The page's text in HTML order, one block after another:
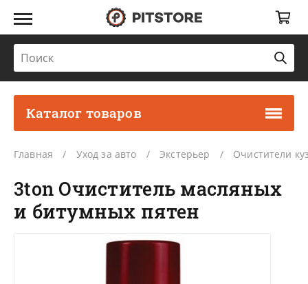
Каталог товаров
Главная Уход за авто Экстерьер Очистители
3ton Очиститель масляных
и битумных пятен